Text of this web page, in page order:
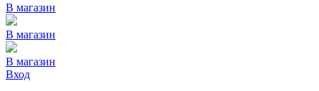
В магазин
В магазин
В магазин
Вход